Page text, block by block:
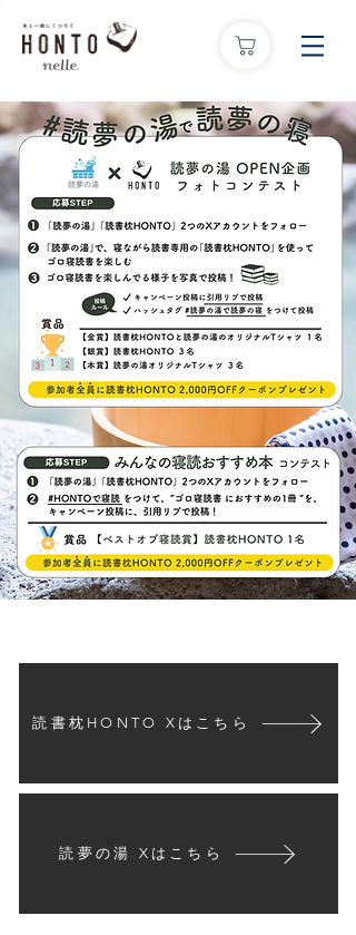
読書枕HONTO Xはこちら
読夢の湯 Xはこちら